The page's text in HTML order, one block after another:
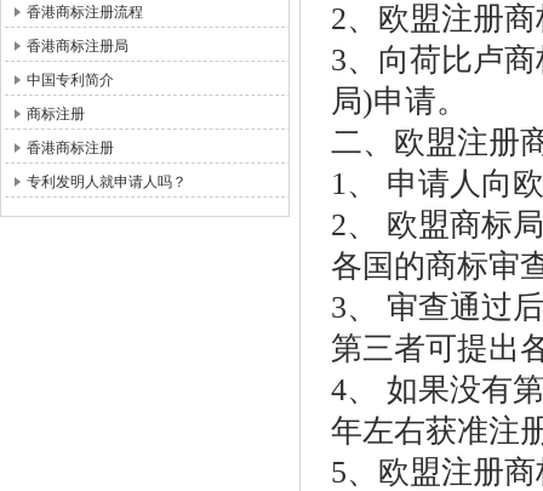
香港商标注册流程
香港商标注册局
中国专利简介
商标注册
香港商标注册
专利发明人就申请人吗？
2、欧盟注册
3、向荷比卢
局)申请。
二、欧盟注册
1、 申请人向
2、 欧盟商标
各国的商标审
3、 审查通过
第三者可提出
4、 如果没有
年左右获准注
5、欧盟注册